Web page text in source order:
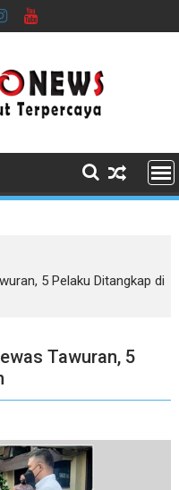
5 Pelaku Ditangkap di
Tawuran, 5